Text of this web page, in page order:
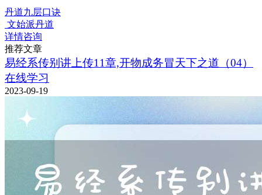
丹道九层口诀
文始派丹道
详情咨询
推荐文章
易经系传别讲上传11章,开物成务冒天下之道（04）
在线学习
2023-09-19